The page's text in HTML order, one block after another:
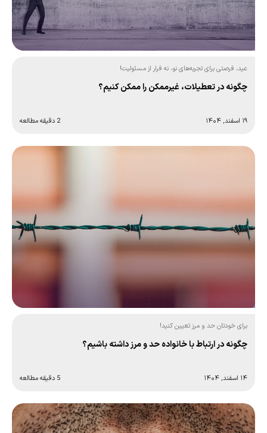
عید، فرصتی برای تجربه‌های نو، نه فرار از مسئولیت!
چگونه در تعطیلات، غیرممکن را ممکن کنیم؟
۱۹ اسفند, ۱۴۰۴ 2 دقیقه مطالعه
برای خودتان حد و مرز تعیین کنید!
چگونه در ارتباط با خانواده حد و مرز داشته باشیم؟
۱۴ اسفند, ۱۴۰۴ 5 دقیقه مطالعه